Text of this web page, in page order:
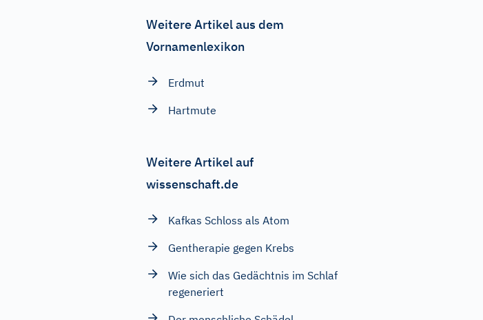
Weitere Artikel aus dem
Vornamenlexikon
Erdmut
Hartmute
Weitere Artikel auf
wissenschaft.de
Kafkas Schloss als Atom
Gentherapie gegen Krebs
Wie sich das Gedächtnis im Schlaf
regeneriert